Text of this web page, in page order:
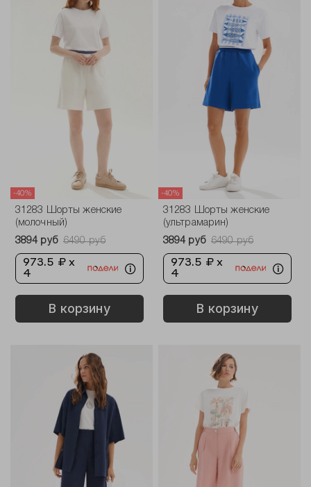
-40%
31283 Шорты женские
(молочный)
3894 руб
6490 руб
973.5 ₽ x
4
В корзину
-40%
31283 Шорты женские
(ультрамарин)
3894 руб
6490 руб
973.5 ₽ x
4
В корзину